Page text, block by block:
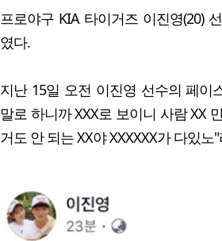
프로야구 KIA 타이거즈 이진영(20)
였다.
지난 15일 오전 이진영 선수의 페이
말로 하니까 XXX로 보이니 사람 XX
거도 안 되는 XX야 XXXXXX가 다있